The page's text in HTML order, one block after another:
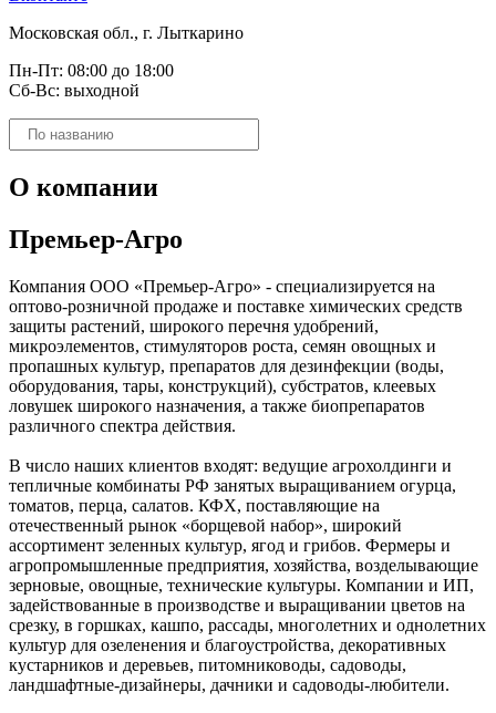
Московская обл., г. Лыткарино
Пн-Пт: 08:00 до 18:00
Сб-Вс: выходной
Поиск
товаров
О компании
Премьер-Агро
Компания ООО «Премьер-Агро» - специализируется на
оптово-розничной продаже и поставке химических средств
защиты растений, широкого перечня удобрений,
микроэлементов, стимуляторов роста, семян овощных и
пропашных культур, препаратов для дезинфекции (воды,
оборудования, тары, конструкций), субстратов, клеевых
ловушек широкого назначения, а также биопрепаратов
различного спектра действия.
В число наших клиентов входят: ведущие агрохолдинги и
тепличные комбинаты РФ занятых выращиванием огурца,
томатов, перца, салатов. КФХ, поставляющие на
отечественный рынок «борщевой набор», широкий
ассортимент зеленных культур, ягод и грибов. Фермеры и
агропромышленные предприятия, хозяйства, возделывающие
зерновые, овощные, технические культуры. Компании и ИП,
задействованные в производстве и выращивании цветов на
срезку, в горшках, кашпо, рассады, многолетних и однолетних
культур для озеленения и благоустройства, декоративных
кустарников и деревьев, питомниководы, садоводы,
ландшафтные-дизайнеры, дачники и садоводы-любители.